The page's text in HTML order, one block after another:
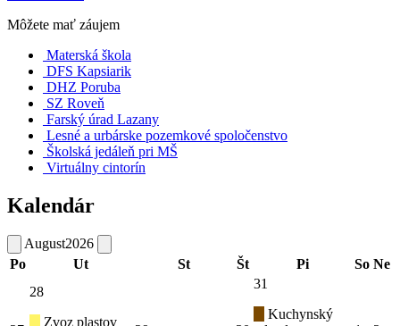
Môžete mať záujem
Materská škola
DFS Kapsiarik
DHZ Poruba
SZ Roveň
Farský úrad Lazany
Lesné a urbárske pozemkové spoločenstvo
Školská jedáleň pri MŠ
Virtuálny cintorín
Kalendár
August2026
Po
Ut St Št Pi So Ne
28
Zvoz plastov
31
Kuchynský